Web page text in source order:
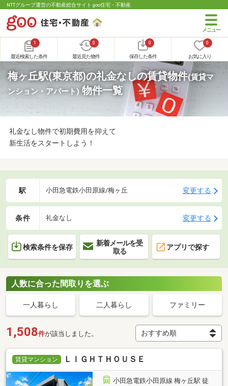
NTTグループ運営の不動産総合サイト goo住宅・不動産
1
最近検索した条件
0
最近見た物件
0
保存した条件
0
お気に入り
梅ヶ丘駅(東京都)の礼金なしの賃貸物件(賃貸マ
ンション・アパート) 物件一覧
礼金なし物件で初期費用を抑えて
新生活をスタートしよう！
駅 小田急電鉄小田原線/梅ヶ丘 変更する
条件 礼金なし 変更する
検索条件を保存
新着メールを受
取る
アプリで探す
人数に合った間取りを選ぶ
一人暮らし 二人暮らし ファミリー
1,508件が該当しました。
賃貸マンション ＬＩＧＨＴＨＯＵＳＥ
小田急電鉄小田原線 梅ヶ丘駅 徒